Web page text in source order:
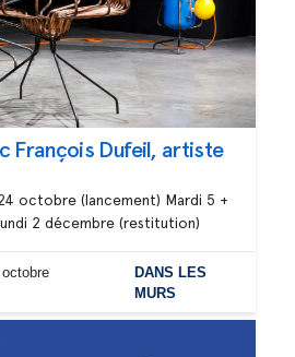
François Dufeil, artiste
octobre (lancement) Mardi 5 +
2 décembre (restitution)
DANS LES
MURS